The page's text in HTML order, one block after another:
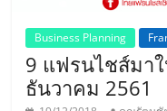
รน
ไชส์
Business Planning
9 แฟรนไชส์มา
ธันวาคม 2561